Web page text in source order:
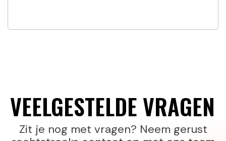
VEELGESTELDE VRAGEN
Zit je nog met vragen? Neem gerust